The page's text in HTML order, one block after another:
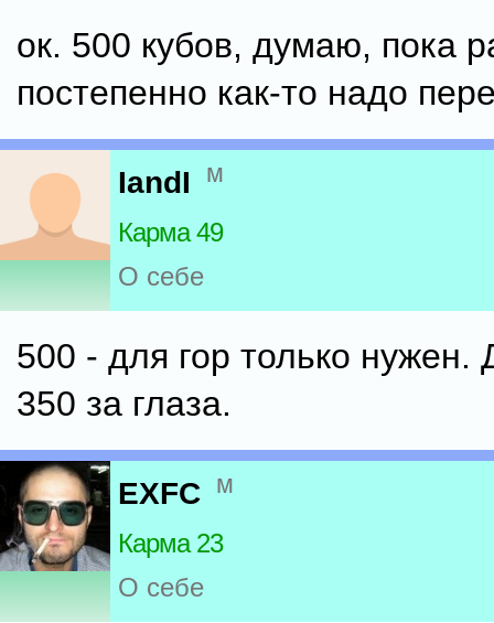
ок. 500 кубов, думаю, пока
постепенно как-то надо
IandI м
Карма 49
О себе
500 - для гор только нужен.
350 за глаза.
EXFC м
Карма 23
О себе